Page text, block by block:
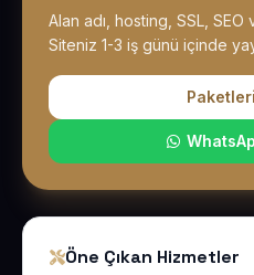
Alan adı, hosting, SSL,
Siteniz 1-3 iş günü içinde
Öne Çıkan Hizmetler